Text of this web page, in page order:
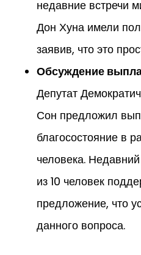
недавние встречи
Дон Хуна имели
заявив, что это
Обсуждение
Депутат
Сон предложил
благосостояние в
человека.
из 10 человек
предложение, что
данного вопроса.